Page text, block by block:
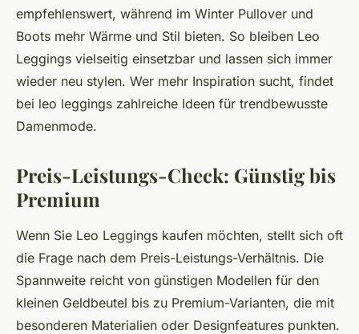
empfehlenswert, während im Winter Pullover und
Boots mehr Wärme und Stil bieten. So bleiben Leo
Leggings vielseitig einsetzbar und lassen sich immer
wieder neu stylen. Wer mehr Inspiration sucht, findet
bei leo leggings zahlreiche Ideen für trendbewusste
Damenmode.
Preis-Leistungs-Check: Günstig bis
Premium
Wenn Sie Leo Leggings kaufen möchten, stellt sich oft
die Frage nach dem Preis-Leistungs-Verhältnis. Die
Spannweite reicht von günstigen Modellen für den
kleinen Geldbeutel bis zu Premium-Varianten, die mit
besonderen Materialien oder Designfeatures punkten.